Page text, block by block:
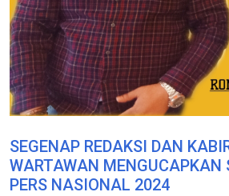
SEGENAP REDAKSI DAN
WARTAWAN
PERS NASIONAL 2024